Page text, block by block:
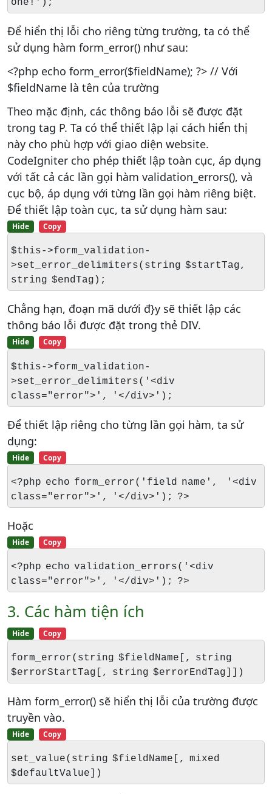
one!');
Để hiển thị lỗi cho riêng từng trường, ta có thể
sử dụng hàm form_error() như sau:
<?php echo form_error($fieldName); ?> // Với
$fieldName là tên của trường
Theo mặc định, các thông báo lỗi sẽ được đặt
trong tag P. Ta có thể thiết lập lại cách hiển thị
này cho phù hợp với giao diện website.
CodeIgniter cho phép thiết lập toàn cục, áp dụng
với tất cả các lần gọi hàm validation_errors(), và
cục bộ, áp dụng với từng lần gọi hàm riêng biệt.
Để thiết lập toàn cục, ta sử dụng hàm sau:
Hide Copy
$this->form_validation-
>set_error_delimiters(string $startTag,
string $endTag);
Chẳng hạn, đoạn mã dưới đ}y sẽ thiết lập các
thông báo lỗi được đặt trong thẻ DIV.
Hide Copy
$this->form_validation-
>set_error_delimiters('<div
class="error">', '</div>');
Để thiết lập riêng cho từng lần gọi hàm, ta sử
dụng:
Hide Copy
<?php echo form_error('field name', '<div
class="error">', '</div>'); ?>
Hoặc
Hide Copy
<?php echo validation_errors('<div
class="error">', '</div>'); ?>
3. Các hàm tiện ích
Hide Copy
form_error(string $fieldName[, string
$errorStartTag[, string $errorEndTag]])
Hàm form_error() sẽ hiển thị lỗi của trường được
truyền vào.
Hide Copy
set_value(string $fieldName[, mixed
$defaultValue])